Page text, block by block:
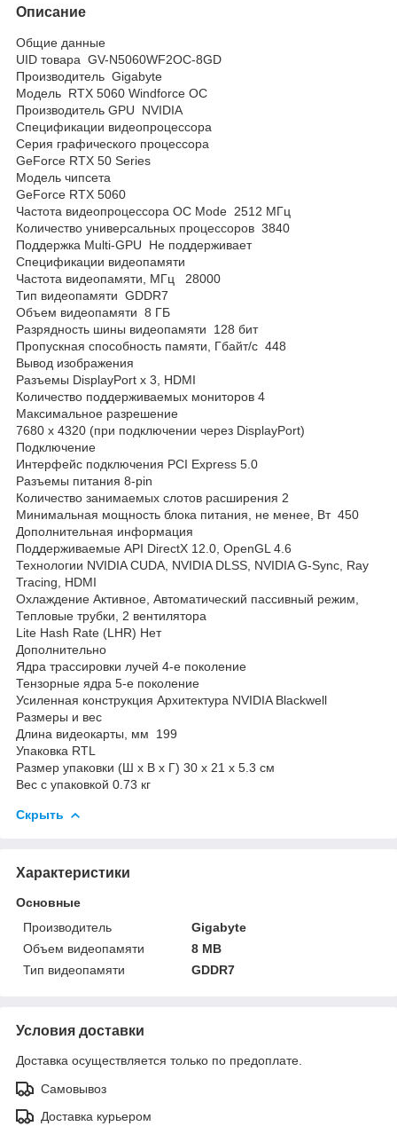
Описание
Общие данные
UID товара GV-N5060WF2OC-8GD
Производитель Gigabyte
Модель RTX 5060 Windforce OC
Производитель GPU NVIDIA
Спецификации видеопроцессора
Серия графического процессора
GeForce RTX 50 Series
Модель чипсета
GeForсe RTX 5060
Частота видеопроцессора OC Mode 2512 МГц
Количество универсальных процессоров 3840
Поддержка Multi-GPU Не поддерживает
Спецификации видеопамяти
Частота видеопамяти, МГц 28000
Тип видеопамяти GDDR7
Объем видеопамяти 8 ГБ
Разрядность шины видеопамяти 128 бит
Пропускная способность памяти, Гбайт/с 448
Вывод изображения
Разъемы DisplayPort x 3, HDMI
Количество поддерживаемых мониторов 4
Максимальное разрешение
7680 x 4320 (при подключении через DisplayPort)
Подключение
Интерфейс подключения PCI Express 5.0
Разъемы питания 8-pin
Количество занимаемых слотов расширения 2
Минимальная мощность блока питания, не менее, Вт 450
Дополнительная информация
Поддерживаемые API DirectX 12.0, OpenGL 4.6
Технологии NVIDIA CUDA, NVIDIA DLSS, NVIDIA G-Sync, Ray
Tracing, HDMI
Охлаждение Активное, Автоматический пассивный режим,
Тепловые трубки, 2 вентилятора
Lite Hash Rate (LHR) Нет
Дополнительно
Ядра трассировки лучей 4-е поколение
Тензорные ядра 5-е поколение
Усиленная конструкция Архитектура NVIDIA Blackwell
Размеры и вес
Длина видеокарты, мм 199
Упаковка RTL
Размер упаковки (Ш х В х Г) 30 х 21 х 5.3 см
Вес с упаковкой 0.73 кг
Скрыть
Характеристики
Основные
Производитель
Gigabyte
Объем видеопамяти
8 MB
Тип видеопамяти
GDDR7
Условия доставки
Доставка осуществляется только по предоплате.
Самовывоз
Доставка курьером